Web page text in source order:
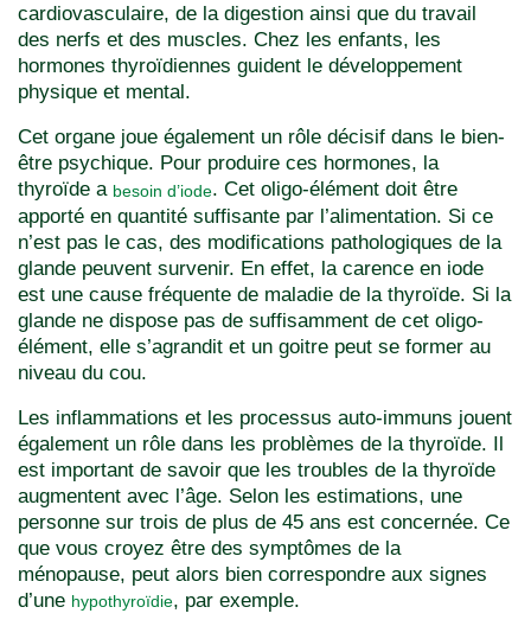
cardiovasculaire, de la digestion ainsi que du travail
des nerfs et des muscles. Chez les enfants, les
hormones thyroïdiennes guident le développement
physique et mental.
Cet organe joue également un rôle décisif dans le bien-
être psychique. Pour produire ces hormones, la
thyroïde a besoin d’iode. Cet oligo-élément doit être
apporté en quantité suffisante par l’alimentation. Si ce
n’est pas le cas, des modifications pathologiques de la
glande peuvent survenir. En effet, la carence en iode
est une cause fréquente de maladie de la thyroïde. Si la
glande ne dispose pas de suffisamment de cet oligo-
élément, elle s’agrandit et un goitre peut se former au
niveau du cou.
Les inflammations et les processus auto-immuns jouent
également un rôle dans les problèmes de la thyroïde. Il
est important de savoir que les troubles de la thyroïde
augmentent avec l’âge. Selon les estimations, une
personne sur trois de plus de 45 ans est concernée. Ce
que vous croyez être des symptômes de la
ménopause, peut alors bien correspondre aux signes
d’une hypothyroïdie, par exemple.